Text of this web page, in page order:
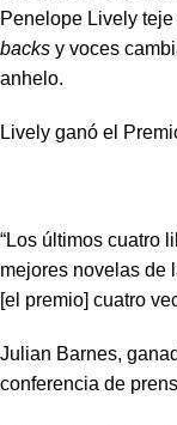
Penelope Lively
backs y voces
anhelo.
Lively ganó el
“Los últimos cuatro
mejores novelas de
[el premio] cuatro
Julian Barnes,
conferencia de